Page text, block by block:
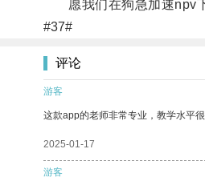
愿我们在狗急加速npv下
#37#
评论
游客
这款app的老师非常专业，教学水平
2025-01-17
游客